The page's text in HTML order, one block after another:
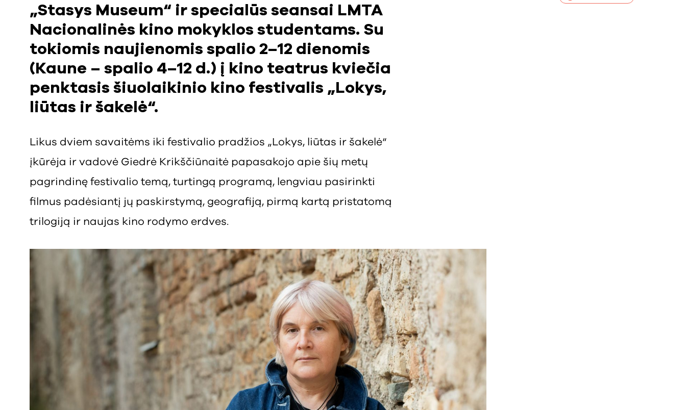
„Stasys Museum“ ir specialūs seansai LMTA
Nacionalinės kino mokyklos studentams. Su
tokiomis naujienomis spalio 2–12 dienomis
(Kaune – spalio 4–12 d.) į kino teatrus kviečia
penktasis šiuolaikinio kino festivalis „Lokys,
liūtas ir šakelė“.
Likus dviem savaitėms iki festivalio pradžios „Lokys, liūtas ir šakelė“
įkūrėja ir vadovė Giedrė Krikščiūnaitė papasakojo apie šių metų
pagrindinę festivalio temą, turtingą programą, lengviau pasirinkti
filmus padėsiantį jų paskirstymą, geografiją, pirmą kartą pristatomą
trilogiją ir naujas kino rodymo erdves.